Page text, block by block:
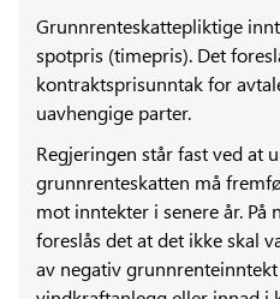
Grunnrenteskattepliktige
spotpris (timepris). Det
kontraktsprisunntak for
uavhengige parter.
Regjeringen står fast ved at
grunnrenteskatten må
mot inntekter i senere år.
foreslås det at det ikke skal
av negativ